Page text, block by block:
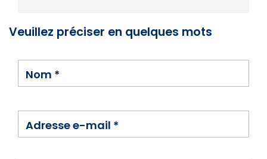
Veuillez préciser en quelques mots
Nom *
Adresse e-mail *